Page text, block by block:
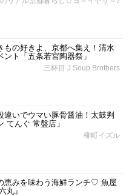
もの好きよ、京都へ集え！清水
ト「五条若宮陶器祭」
三杯目 J Soup Brothers
違いでウマい豚骨醤油！太鼓判
てんぐ 常盤店」
柳町イズル
恵みを味わう海鮮ランチ♡ 魚屋
丸』